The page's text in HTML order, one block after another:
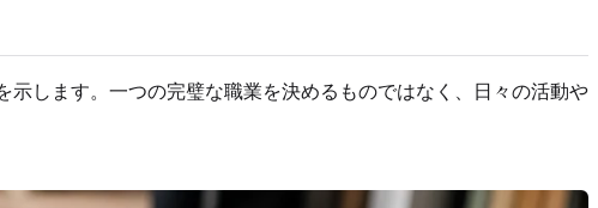
示します。一つの完璧な職業を決めるものではなく、日々の活動や